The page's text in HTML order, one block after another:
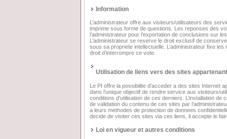
Information
L’administrateur offre aux visiteurs/utilisateurs des
imprime sous forme de questions. Les reponses des
l’administrateur pour l’exportation de conclusions sur
L’administrateur se reserve le droit exclusif de
sous sa propriete intellectuelle. L’administrateur fixe
droit d’interrompre ce vote.
Utilisation de liens vers des sites
Le PI offre la possibilite d’acceder a des sites Internet
dans l’unique objectif de rendre service aux visiteurs/
conditions d’utilisation de ces derniers. L’installation
de validation du contenu de ces sites par
a leurs methodes de protection de donnees
decide de visiter ces sites via ces liens, il accepte le
Loi en vigueur et autres conditions